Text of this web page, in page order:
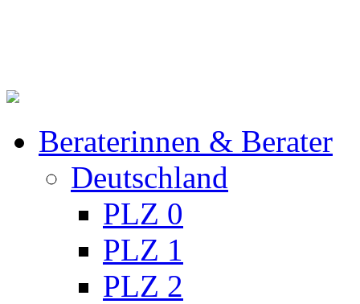
Beraterinnen & Berater
Deutschland
PLZ 0
PLZ 1
PLZ 2